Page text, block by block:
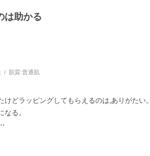
は助かる
肌質:普通肌
どラッピングしてもらえるのは,ありがたい。
る。